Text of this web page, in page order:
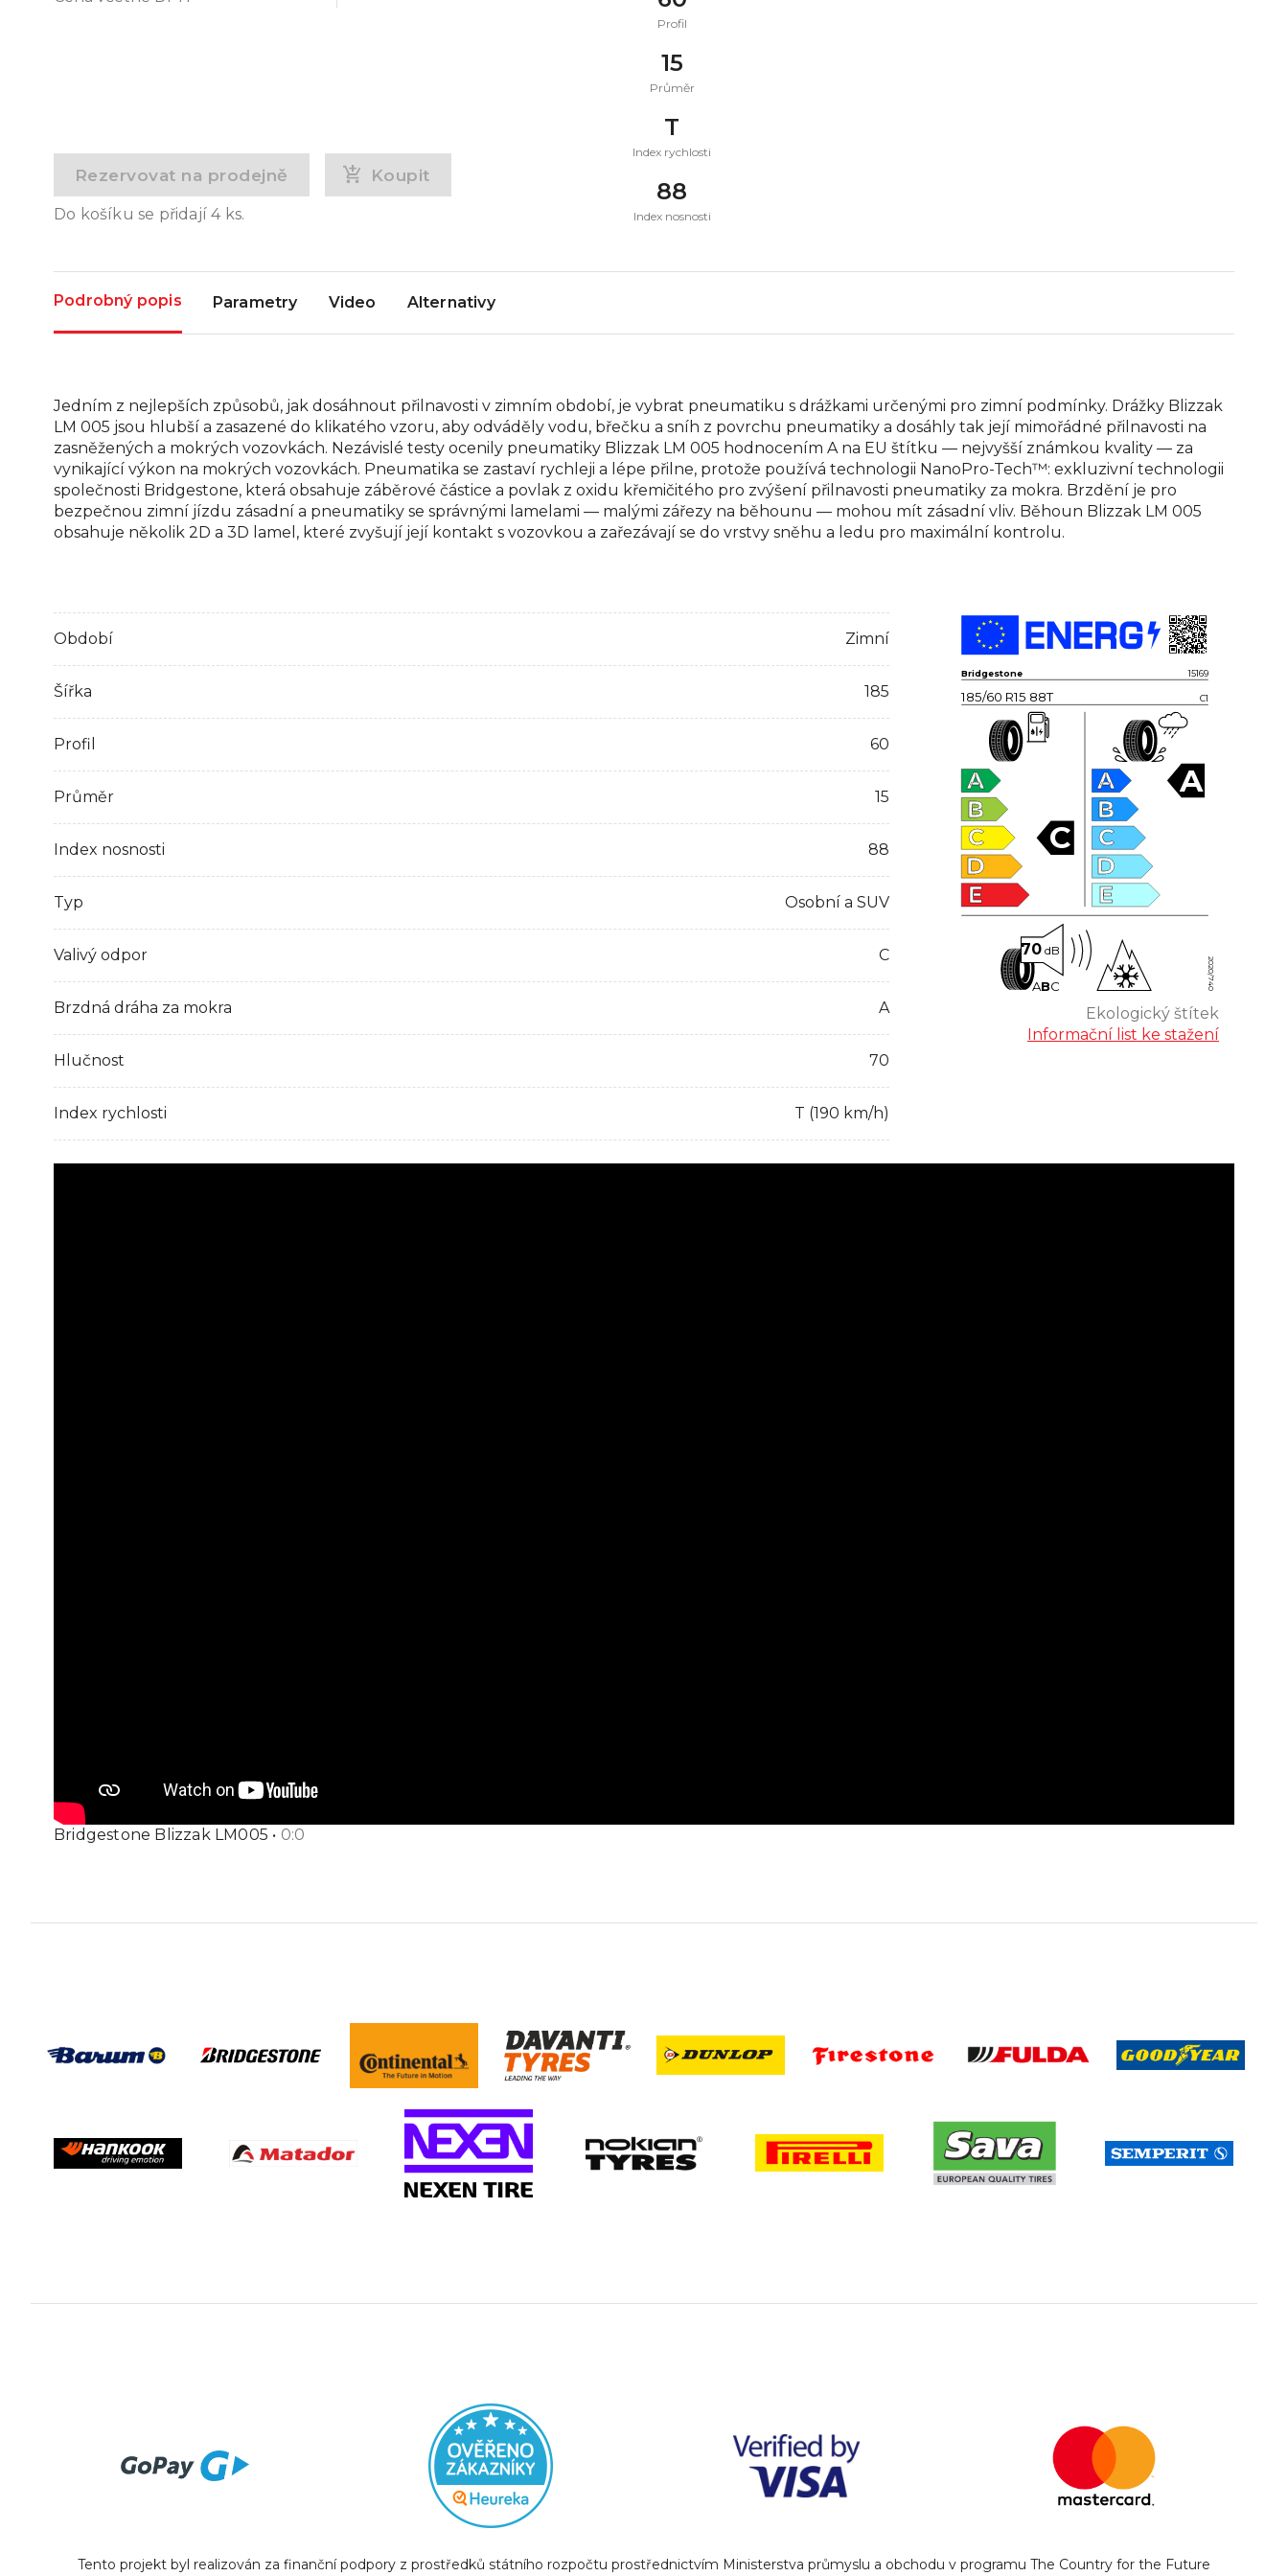
Rezervovat na prodejně Koupit
Do košíku se přidají4ks.
Profil
15
Průměr
T
Index rychlosti
88
Index nosnosti
Podrobný popis Parametry Video Alternativy
Jedním z nejlepších způsobů, jak dosáhnout přilnavosti v zimním období, je vybrat pneumatiku s drážkami určenými pro zimní podmínky. Drážky Blizzak
LM 005 jsou hlubší a zasazené do klikatého vzoru, aby odváděly vodu, břečku a sníh z povrchu pneumatiky a dosáhly tak její mimořádné přilnavosti na
zasněžených a mokrých vozovkách. Nezávislé testy ocenily pneumatiky Blizzak LM 005 hodnocením A na EU štítku — nejvyšší známkou kvality — za
vynikající výkon na mokrých vozovkách. Pneumatika se zastaví rychleji a lépe přilne, protože používá technologii NanoPro-Tech™: exkluzivní technologii
společnosti Bridgestone, která obsahuje záběrové částice a povlak z oxidu křemičitého pro zvýšení přilnavosti pneumatiky za mokra. Brzdění je pro
bezpečnou zimní jízdu zásadní a pneumatiky se správnými lamelami — malými zářezy na běhounu — mohou mít zásadní vliv. Běhoun Blizzak LM 005
obsahuje několik 2D a 3D lamel, které zvyšují její kontakt s vozovkou a zařezávají se do vrstvy sněhu a ledu pro maximální kontrolu.
Období Zimní
Šířka 185
Profil 60
Průměr 15
Index nosnosti 88
Typ Osobní a SUV
Valivý odpor C
Brzdná dráha za mokra A
Hlučnost 70
Index rychlosti T (190 km/h)
Bridgestone 15169
185/60 R15 88T C1
A
B
C
D
E
C
A
B
C
D
E
A
70 dB
ABC 2020/740
Ekologický štítek
Informační list ke stažení
Bridgestone Blizzak LM005 • 0:0
Tento projekt byl realizován za finanční podpory z prostředků státního rozpočtu prostřednictvím Ministerstva průmyslu a obchodu v programu The Country for the Future